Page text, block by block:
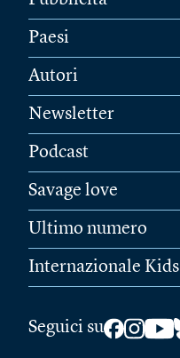
Paesi
Autori
Newsletter
Podcast
Savage love
Ultimo numero
Internazionale Kids
Seguici su